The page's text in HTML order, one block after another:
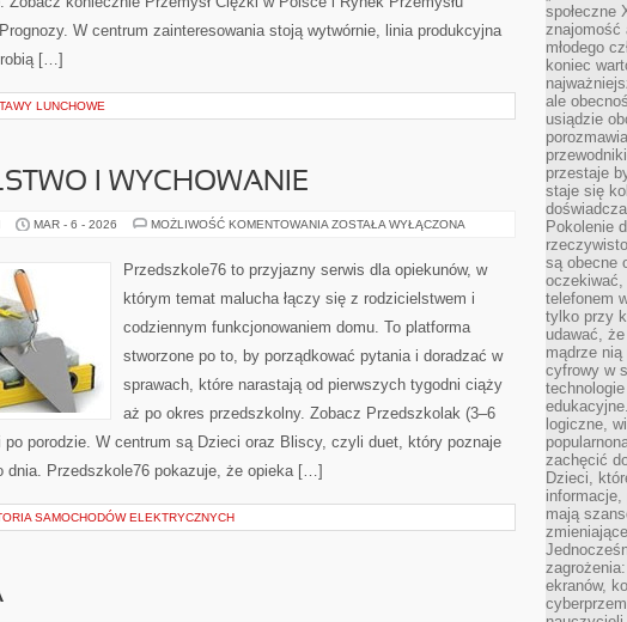
W centrum zainteresowania stoją wytwórnie, linia produkcyjna
[…]
LUNCHOWE
I WYCHOWANIE
MAR - 6 - 2026 MOŻLIWOŚĆ KOMENTOWANIA RODZICIELSTWO
ZOSTAŁA WYŁĄCZONA
Przedszkole76 to przyjazny serwis dla opiekunów, w
którym temat malucha łączy się z rodzicielstwem i
codziennym funkcjonowaniem domu. To platforma
stworzone po to, by porządkować pytania i doradzać w
sprawach, które narastają od pierwszych tygodni ciąży
aż po okres przedszkolny. Zobacz Przedszkolak (3–6
po porodzie. W centrum są Dzieci oraz Bliscy, czyli duet, który poznaje
dnia. Przedszkole76 pokazuje, że opieka […]
SAMOCHODÓW ELEKTRYCZNYCH
społeczne
znajomość
młodego
koniec
ale
usiądzie
przestaje
staje się
Pokolenie
są obecne
telefonem
tylko przy
udawać,
mądrze
cyfrowy w
logiczne,
zachęcić
Dzieci,
informacje,
mają
ekranów,